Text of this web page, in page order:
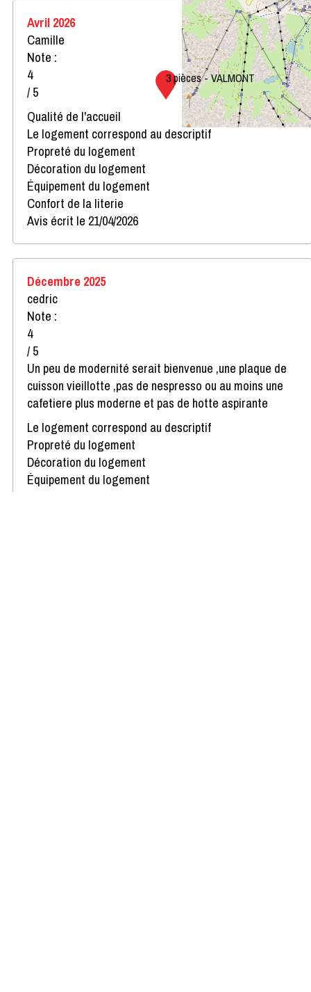
3 pièces - VALMONT
Avril 2026
Camille
Note :
4
/ 5
Qualité de l'accueil
Le logement correspond au descriptif
Propreté du logement
Décoration du logement
Équipement du logement
Confort de la literie
Avis écrit le 21/04/2026
Décembre 2025
cedric
Note :
4
/ 5
Un peu de modernité serait bienvenue ,une plaque de
cuisson vieillotte ,pas de nespresso ou au moins une
cafetiere plus moderne et pas de hotte aspirante
Le logement correspond au descriptif
Propreté du logement
Décoration du logement
Équipement du logement